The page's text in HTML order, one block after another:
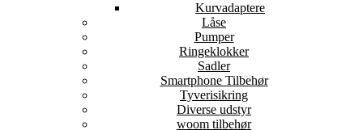
Kurvadaptere
Låse
Pumper
Ringeklokker
Sadler
Smartphone Tilbehør
Tyverisikring
Diverse udstyr
woom tilbehør